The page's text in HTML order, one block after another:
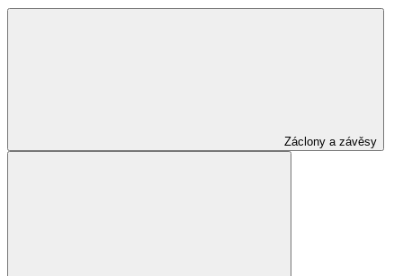
Záclony a závěsy